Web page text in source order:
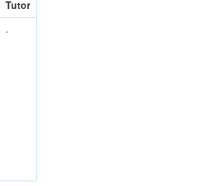
Tutor
-